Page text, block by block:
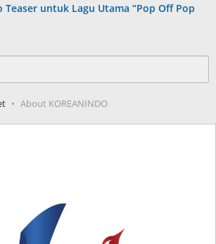
Teaser untuk Lagu Utama “Pop Off Pop
About KOREANINDO